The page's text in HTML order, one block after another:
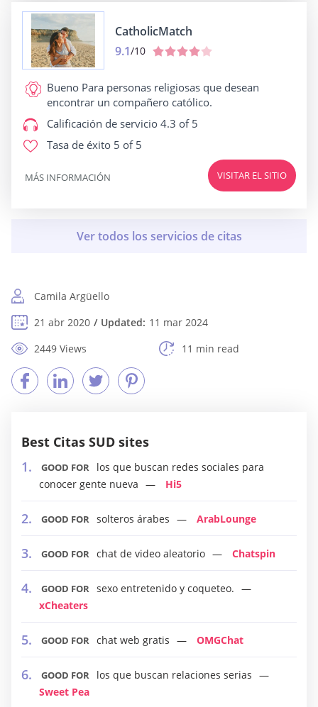
CatholicMatch
9.1/10
Bueno Para personas religiosas que desean
encontrar un compañero católico.
Calificación de servicio 4.3 of 5
Tasa de éxito 5 of 5
VISITAR EL SITIO
MÁS INFORMACIÓN
Camila Argüello
21 abr 2020
Updated: 11 mar 2024
2449 Views
11 min read
Best Citas SUD sites
GOOD FOR
los que buscan redes sociales para
conocer gente nueva
Hi5
GOOD FOR solteros árabes ArabLounge
GOOD FOR chat de video aleatorio Chatspin
GOOD FOR sexo entretenido y coqueteo.
xCheaters
GOOD FOR chat web gratis OMGChat
GOOD FOR
los que buscan relaciones serias
Sweet Pea